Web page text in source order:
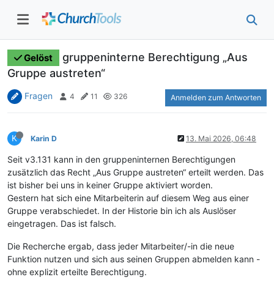
Gelöst
gruppeninterne Berechtigung „Aus
Gruppe austreten“
Fragen 4 11 326 Anmelden zum Antworten
K Karin D 13. Mai 2026, 06:48
Seit v3.131 kann in den gruppeninternen Berechtigungen
zusätzlich das Recht „Aus Gruppe austreten“ erteilt werden. Das
ist bisher bei uns in keiner Gruppe aktiviert worden.
Gestern hat sich eine Mitarbeiterin auf diesem Weg aus einer
Gruppe verabschiedet. In der Historie bin ich als Auslöser
eingetragen. Das ist falsch.
Die Recherche ergab, dass jeder Mitarbeiter/-in die neue
Funktion nutzen und sich aus seinen Gruppen abmelden kann -
ohne explizit erteilte Berechtigung.